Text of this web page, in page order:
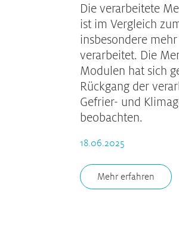
Die verarbeitete
ist im Vergleich
insbesondere
verarbeitet. Die
Modulen hat sich
Rückgang der
Gefrier- und
beobachten.
18.06.2025
Mehr erfahren